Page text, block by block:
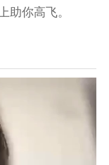
助你高飞。